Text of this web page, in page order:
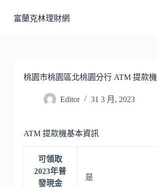
至
富蘭克林理財網
桃園市桃園區北桃園分行 ATM 提款機
Editor 31 3 月, 2023
ATM 提款機基本資訊
可領取
2023年普
發現金
是